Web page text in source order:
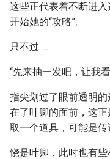
这些正代表着不断进
开始她的“攻略”。
只不过......
“先来抽一发吧，让我
指尖划过了眼前透明
在了叶卿的面前，这
取一个道具，可能是传
饶是叶卿，此时也有些